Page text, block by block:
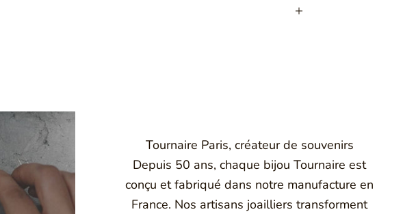
Tournaire Paris, créateur de souvenirs
Depuis 50 ans, chaque bijou Tournaire est
conçu et fabriqué dans notre manufacture en
France. Nos artisans joailliers transforment